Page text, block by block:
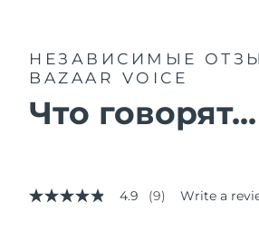
НЕЗАВИСИМЫЕ
BAZAAR VOICE
Что говорят...
4.9
4.9 (9) Write a